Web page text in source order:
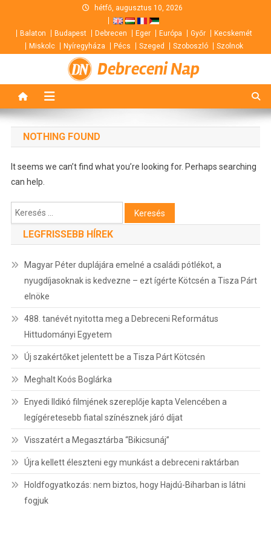
content
hétfő, augusztus 10, 2026
Balaton Budapest Debrecen Eger Európa Győr
Kecskemét
Miskolc
Nyíregyháza Pécs Szeged Szoboszló Szolnok
Debreceni Nap
NOTHING FOUND
It seems we can’t find what you’re looking for. Perhaps searching
can help.
Keresés:
LEGFRISSEBB HÍREK
Magyar Péter duplájára emelné a családi pótlékot, a
nyugdíjasoknak is kedvezne – ezt ígérte Kötcsén a Tisza Párt
elnöke
488. tanévét nyitotta meg a Debreceni Református
Hittudományi Egyetem
Új szakértőket jelentett be a Tisza Párt Kötcsén
Meghalt Koós Boglárka
Enyedi Ildikó filmjének szereplője kapta Velencében a
legígéretesebb fiatal színésznek járó díjat
Visszatért a Megasztárba “Bikicsunáj”
Újra kellett éleszteni egy munkást a debreceni raktárban
Holdfogyatkozás: nem biztos, hogy Hajdú-Biharban is látni
fogjuk